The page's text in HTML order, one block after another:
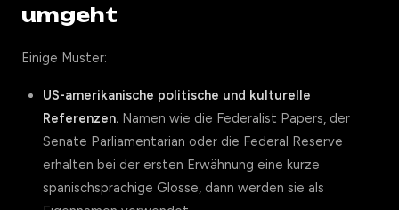
umgeht
Einige Muster:
US-amerikanische politische und kulturelle
Referenzen. Namen wie die Federalist Papers, der
Senate Parliamentarian oder die Federal Reserve
erhalten bei der ersten Erwähnung eine kurze
spanischsprachige Glosse, dann werden sie als